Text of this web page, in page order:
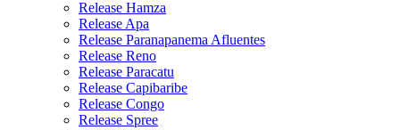
Release Hamza
Release Apa
Release Paranapanema Afluentes
Release Reno
Release Paracatu
Release Capibaribe
Release Congo
Release Spree